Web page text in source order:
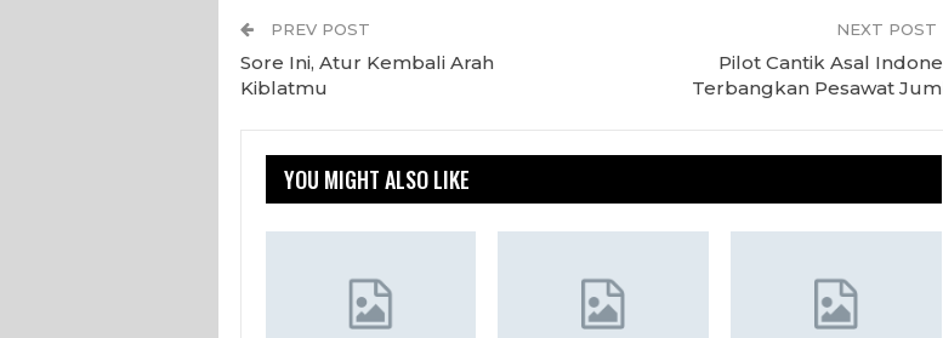
PREV POST
Sore Ini, Atur Kembali Arah
Kiblatmu
NEXT POST
Pilot Cantik Asal
Terbangkan Pesawat
YOU MIGHT ALSO LIKE